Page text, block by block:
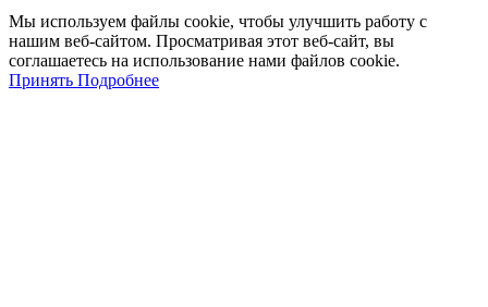
Мы используем файлы cookie, чтобы улучшить работу с
нашим веб-сайтом. Просматривая этот веб-сайт, вы
соглашаетесь на использование нами файлов cookie.
Принять Подробнее